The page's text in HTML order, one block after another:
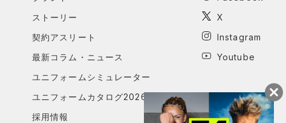
ストーリー
契約アスリート
最新コラム・ニュース
ユニフォームシミュレーター
ユニフォームカタログ2026
採用情報
X
Instagram
Youtube